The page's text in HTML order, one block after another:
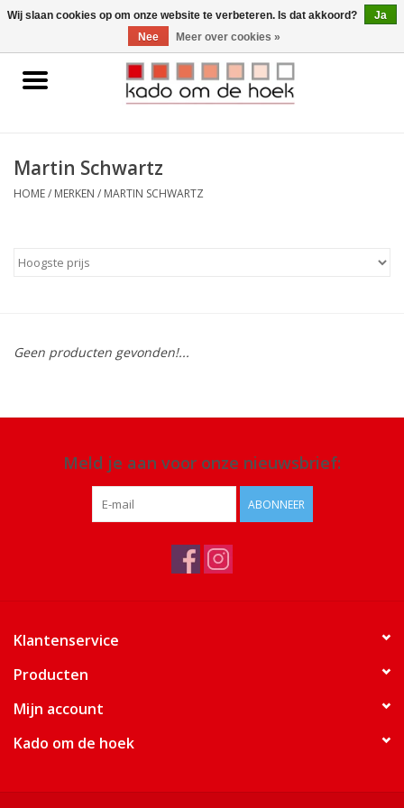
0 Artikelen - €0,00
Home
Gadgets
Martin Schwartz
HOME/ MERKEN / MARTIN SCHWARTZ
Geen producten gevonden!...
Meld je aan voor onze nieuwsbrief:
ABONNEER
Klantenservice
Producten
Mijn account
Kado om de hoek
Wij slaan cookies op om onze website te verbeteren. Is dat akkoord?
Ja
Nee
Meer over cookies »